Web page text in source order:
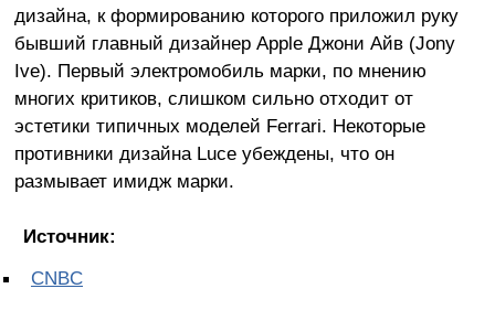
дизайна, к формированию которого приложил руку
бывший главный дизайнер Apple Джони Айв (Jony
Ive). Первый электромобиль марки, по мнению
многих критиков, слишком сильно отходит от
эстетики типичных моделей Ferrari. Некоторые
противники дизайна Luce убеждены, что он
размывает имидж марки.
Источник:
CNBC